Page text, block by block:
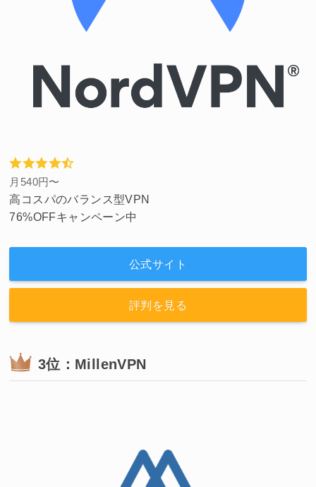
月540円〜
高コスパのバランス型VPN
76%OFFキャンペーン中
公式サイト
評判を見る
3位：MillenVPN